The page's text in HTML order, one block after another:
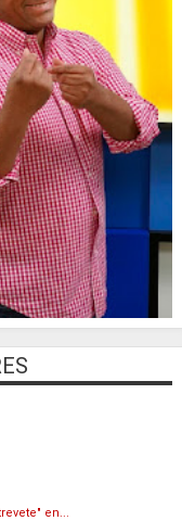
en...